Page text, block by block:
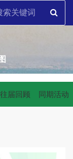
往届回顾 同期活动